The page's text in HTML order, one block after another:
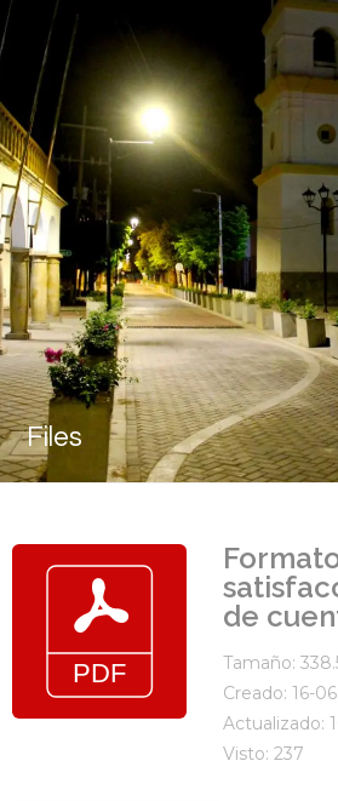
Files
de
Tamaño:
Creado: 16-
Actualizado:
Visto: 237